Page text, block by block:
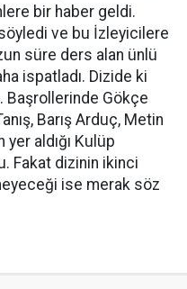
bir haber geldi.
ve bu İzleyicilere
süre ders alan ünlü
ispatladı. Dizide ki
Başrollerinde Gökçe
Barış Arduç, Metin
aldığı Kulüp
Fakat dizinin ikinci
ise merak söz